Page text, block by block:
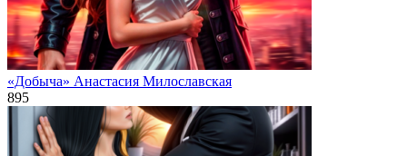
«Добыча» Анастасия Милославская
895